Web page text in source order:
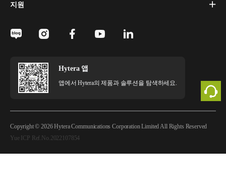
지원
Hytera 앱
앱에서 Hytera의 제품과 솔루션을 탐색하세요.
Copyright © 2026 Hytera Communications Corporation Limited All Rights Reserved
Yue ICP Ref.No.2022107854